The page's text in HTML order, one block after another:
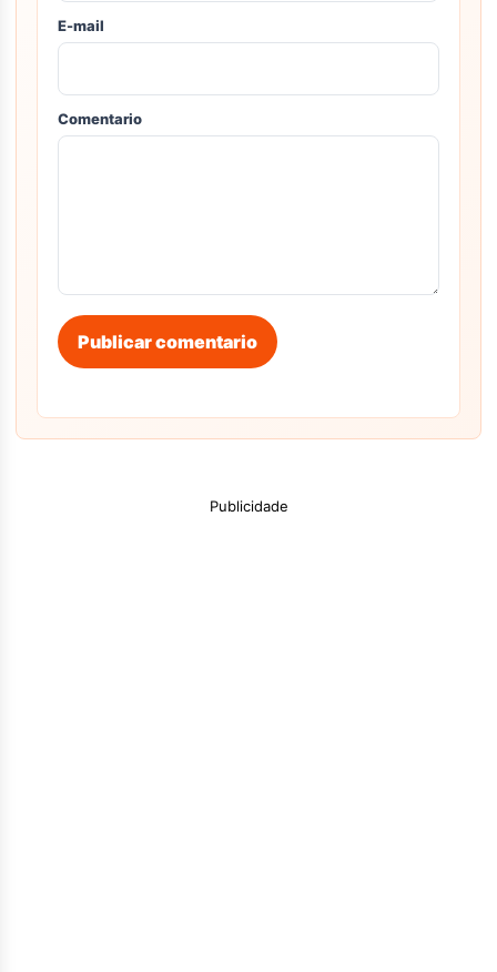
E-mail
Comentario
Publicar comentario
Publicidade